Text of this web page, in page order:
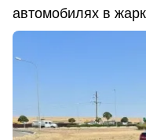
автомобилях в